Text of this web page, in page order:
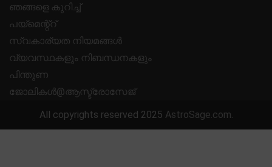
ഞങ്ങളെ കുറിച്ച്
പയ്മെന്റ്റ്
സ്വകാര്യത നിയമങ്ങൾ
വ്യവസ്ഥകളും നിബന്ധനകളും
പിന്തുണ
ജോലികൾ@ആസ്ട്രോസേജ്
All copyrights reserved 2025 AstroSage.com.